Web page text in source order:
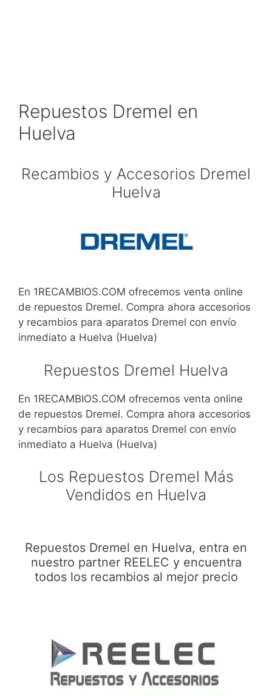
Repuestos Dremel en
Huelva
Recambios y Accesorios Dremel
Huelva
En 1RECAMBIOS.COM ofrecemos venta online
de repuestos Dremel. Compra ahora accesorios
y recambios para aparatos Dremel con envío
inmediato a Huelva (Huelva)
Repuestos Dremel Huelva
En 1RECAMBIOS.COM ofrecemos venta online
de repuestos Dremel. Compra ahora accesorios
y recambios para aparatos Dremel con envío
inmediato a Huelva (Huelva)
Los Repuestos Dremel Más
Vendidos en Huelva
Repuestos Dremel en Huelva, entra en
nuestro partner REELEC y encuentra
todos los recambios al mejor precio